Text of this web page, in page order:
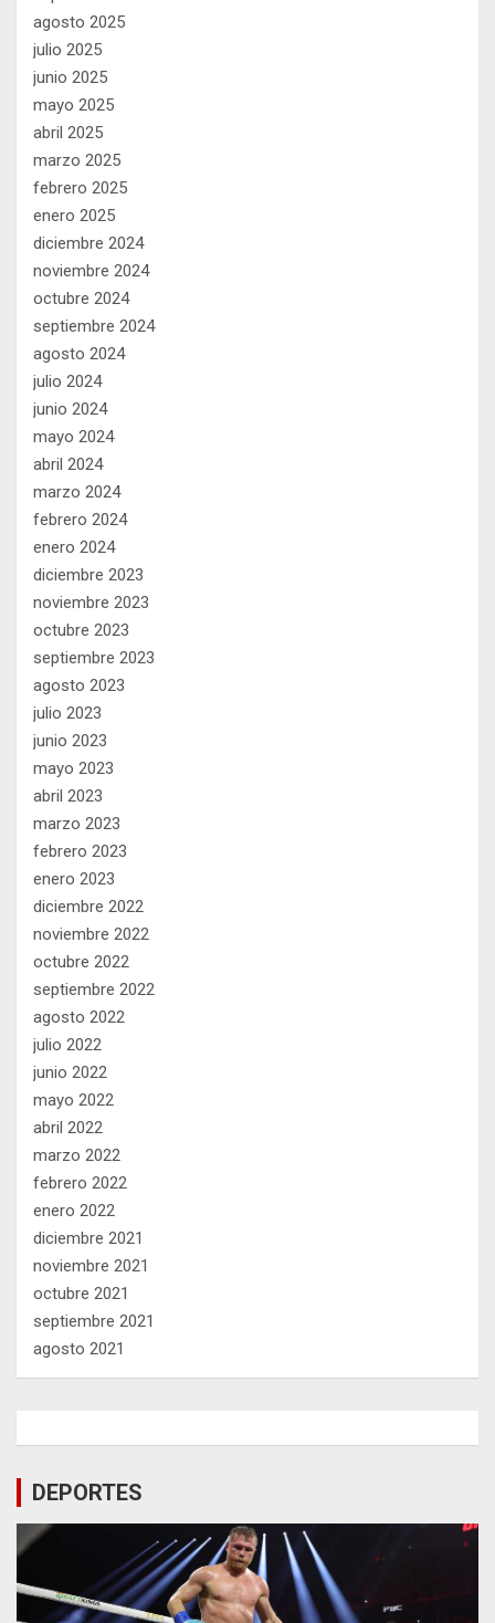
agosto 2025
julio 2025
junio 2025
mayo 2025
abril 2025
marzo 2025
febrero 2025
enero 2025
diciembre 2024
noviembre 2024
octubre 2024
septiembre 2024
agosto 2024
julio 2024
junio 2024
mayo 2024
abril 2024
marzo 2024
febrero 2024
enero 2024
diciembre 2023
noviembre 2023
octubre 2023
septiembre 2023
agosto 2023
julio 2023
junio 2023
mayo 2023
abril 2023
marzo 2023
febrero 2023
enero 2023
diciembre 2022
noviembre 2022
octubre 2022
septiembre 2022
agosto 2022
julio 2022
junio 2022
mayo 2022
abril 2022
marzo 2022
febrero 2022
enero 2022
diciembre 2021
noviembre 2021
octubre 2021
septiembre 2021
agosto 2021
DEPORTES